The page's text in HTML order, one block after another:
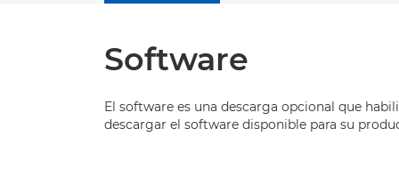
Software
El software es una descarga opcional que
descargar el software disponible para su